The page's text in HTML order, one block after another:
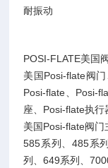
耐振动
POSI-FLATE美国
美国Posi-flate阀
Posi-flate、Posi-
座、Posi-flate执行
美国Posi-flate阀门
585系列、485系
列、649系列、